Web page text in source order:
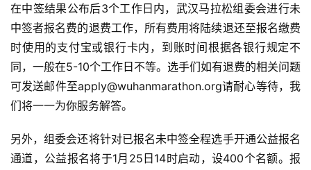
在中签结果公布后3个工作日内，武汉马拉松组委会进行未
中签者报名费的退费工作，所有费用将陆续退还至报名缴费
时使用的支付宝或银行卡内，到账时间根据各银行规定不
同，一般在5-10个工作日不等。选手们如有退费的相关问题
可发送邮件至apply@wuhanmarathon.org请耐心等待，我
们将一一为你服务解答。
另外，组委会还将针对已报名未中签全程选手开通公益报名
通道，公益报名将于1月25日14时启动，设400个名额。报